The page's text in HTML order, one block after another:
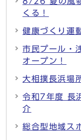
くる！
健康づくり運
市民プール・
オープン！
大相撲長浜場
令和7年度 長
介
総合型地域ス